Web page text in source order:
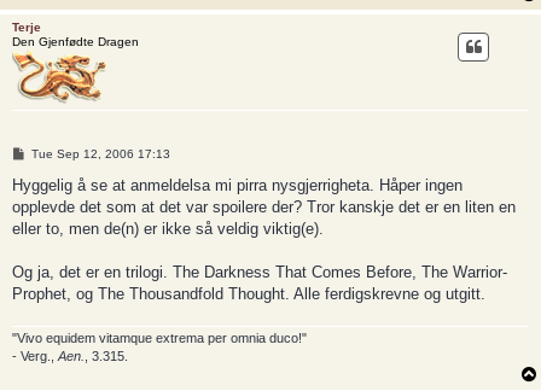
Terje
Den Gjenfødte Dragen
P
s
t
Tue Sep 12, 2006 17:13
Hyggelig å se at anmeldelsa mi pirra nysgjerrigheta. Håper ingen
opplevde det som at det var spoilere der? Tror kanskje det er en liten en
eller to, men de(n) er ikke så veldig viktig(e).
Og ja, det er en trilogi. The Darkness That Comes Before, The Warrior-
Prophet, og The Thousandfold Thought. Alle ferdigskrevne og utgitt.
"Vivo equidem vitamque extrema per omnia duco!"
- Verg., Aen. , 3.315.